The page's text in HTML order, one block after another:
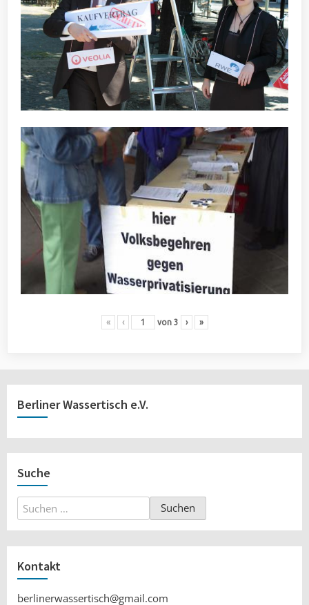
« ‹ von 3 › »
Berliner Wassertisch e.V.
Suche
Suchen
nach:
Kontakt
berlinerwassertisch@gmail.com